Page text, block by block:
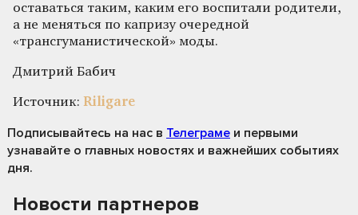
оставаться таким, каким его воспитали родители,
а не меняться по капризу очередной
«трансгуманистической» моды.
Дмитрий Бабич
Источник: Riligare
Подписывайтесь на нас в Телеграме и первыми
узнавайте о главных новостях и важнейших событиях
дня.
Новости партнеров